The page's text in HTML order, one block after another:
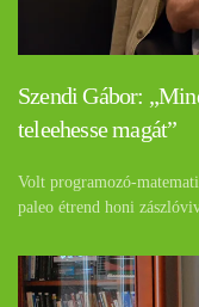
Szendi Gábor:
teleehesse magát”
Volt programozó-
paleo étrend honi